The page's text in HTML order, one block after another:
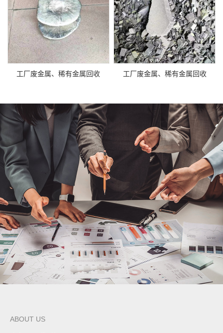
工厂废金属、稀有金属回收 工厂废金属、稀有金属回收
ABOUT US